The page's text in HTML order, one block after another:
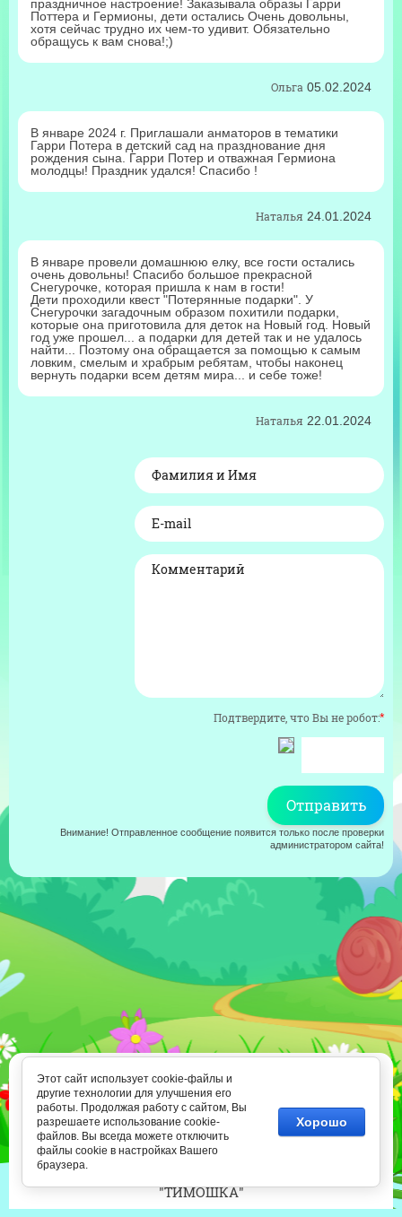
Ольга 05.02.2024
праздничное настроение! Заказывала образы Гарри
Поттера и Гермионы, дети остались Очень довольны,
хотя сейчас трудно их чем-то удивит. Обязательно
обращусь к вам снова!;)
Наталья 24.01.2024
В январе 2024 г. Приглашали анматоров в тематики
Гарри Потера в детский сад на празднование дня
рождения сына. Гарри Потер и отважная Гермиона
молодцы! Праздник удался! Спасибо !
Наталья 22.01.2024
В январе провели домашнюю елку, все гости остались
очень довольны! Спасибо большое прекрасной
Снегурочке, которая пришла к нам в гости!
Дети проходили квест "Потерянные подарки". У
Снегурочки загадочным образом похитили подарки,
которые она приготовила для деток на Новый год. Новый
год уже прошел... а подарки для детей так и не удалось
найти... Поэтому она обращается за помощью к самым
ловким, смелым и храбрым ребятам, чтобы наконец
вернуть подарки всем детям мира... и себе тоже!
Подтвердите, что Вы не робот:*
Внимание! Отправленное сообщение появится только после проверки
администратором сайта!
8 (812) 318-45-15
8 (905) 273-25-21
Ежедневно 10.00-22.00
Copyright © 2011 - 2026
"ТИМОШКА"
Этот сайт использует cookie-файлы и
другие технологии для улучшения его
работы. Продолжая работу с сайтом, Вы
разрешаете использование cookie-
файлов. Вы всегда можете отключить
файлы cookie в настройках Вашего
браузера.
Хорошо